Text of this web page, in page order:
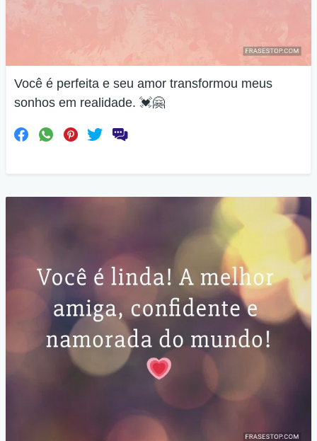
Você é perfeita e seu amor transformou meus
sonhos em realidade. 💓🤗